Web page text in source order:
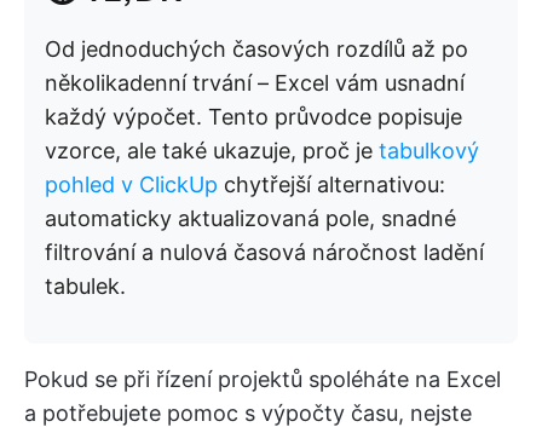
Od jednoduchých časových rozdílů až po
několikadenní trvání – Excel vám usnadní
každý výpočet. Tento průvodce popisuje
vzorce, ale také ukazuje, proč je tabulkový
pohled v ClickUp chytřejší alternativou:
automaticky aktualizovaná pole, snadné
filtrování a nulová časová náročnost ladění
tabulek.
Pokud se při řízení projektů spoléháte na Excel
a potřebujete pomoc s výpočty času, nejste